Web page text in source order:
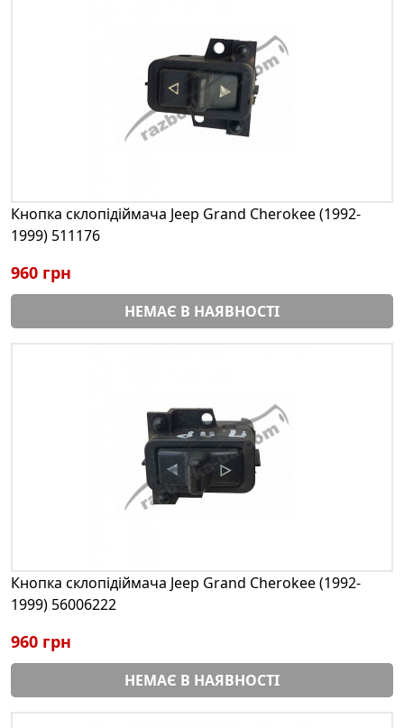
Кнопка склопідіймача Jeep Grand Cherokee (1992-
1999) 511176
960 грн
НЕМАЄ В НАЯВНОСТІ
Кнопка склопідіймача Jeep Grand Cherokee (1992-
1999) 56006222
960 грн
НЕМАЄ В НАЯВНОСТІ